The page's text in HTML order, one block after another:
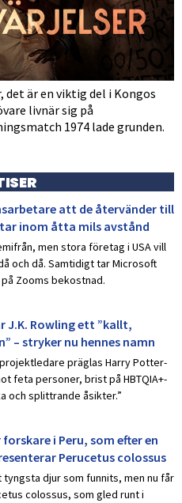
det är en viktig del i Kongos
livnär sig på
1974 lade grunden.
att de återvänder till
inom åtta mils avstånd
men stora företag i USA vill
och då. Samtidigt tar Microsoft
Zooms bekostnad.
Rowling ett ”kallt,
– stryker nu hennes namn
präglas Harry Potter-
feta personer, brist på HBTQIA+-
och splittrande åsikter.”
i Peru, som efter en
Perucetus colossus
djur som funnits, men nu får
colossus, som gled runt i